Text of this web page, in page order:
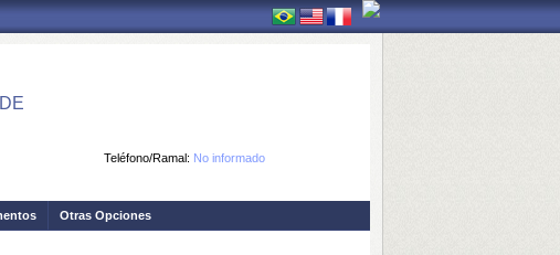
Teléfono/Ramal: No informado
Otras Opciones